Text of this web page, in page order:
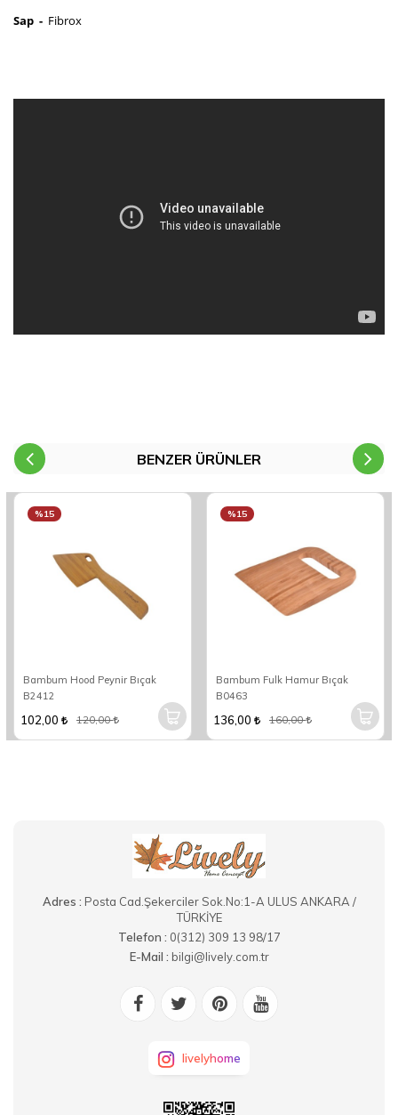
Sap - Fibrox
BENZER ÜRÜNLER
Bambum Hood Peynir Bıçak
B2412
%15
102,00 120,00
Bambum Fulk Hamur Bıçak
B0463
%15
136,00 160,00
Adres : Posta Cad.Şekerciler Sok.No:1-A ULUS ANKARA /
TÜRKİYE
Telefon : 0(312) 309 13 98/17
E-Mail : bilgi@lively.com.tr
livelyhome